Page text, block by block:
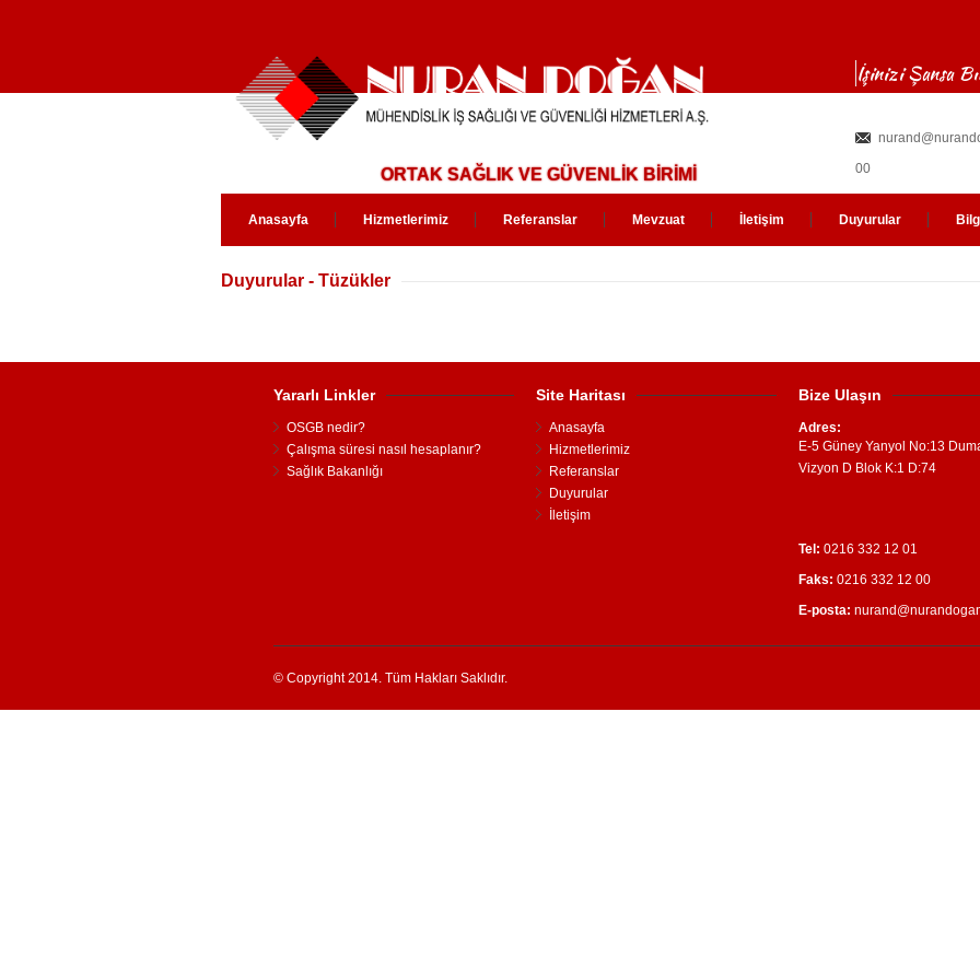
ORTAK SAĞLIK VE GÜVENLİK BİRİMİ
İşinizi Şansa
00
Anasayfa Hizmetlerimiz Referanslar Mevzuat İletişim Duyurular
Duyurular - Tüzükler
Yararlı Linkler
OSGB nedir?
Çalışma süresi nasıl hesaplanır?
Sağlık Bakanlığı
Site Haritası
Anasayfa
Hizmetlerimiz
Referanslar
Duyurular
İletişim
Bize Ulaşın
Adres:
E-5 Güney Yanyol No:13
Vizyon D Blok K:1 D:74
Tel: 0216 332 12 01
Faks: 0216 332 12 00
E-posta:
© Copyright 2014. Tüm Hakları Saklıdır.